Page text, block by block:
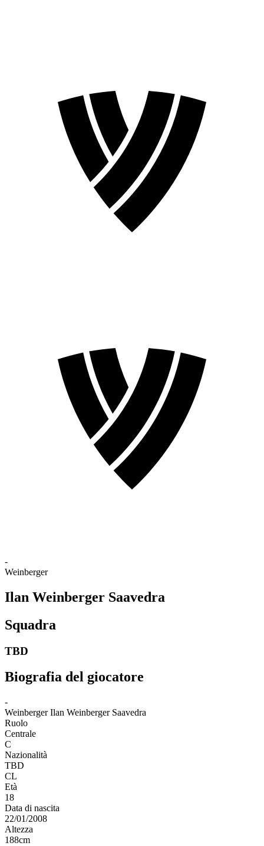
-
Weinberger
Ilan Weinberger Saavedra
Squadra
TBD
Biografia del giocatore
-
Weinberger Ilan Weinberger Saavedra
Ruolo
Centrale
C
Nazionalità
TBD
CL
Età
18
Data di nascita
22/01/2008
Altezza
188cm